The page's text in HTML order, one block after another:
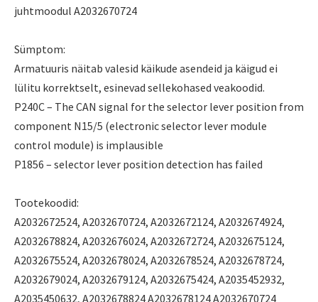
juhtmoodul A2032670724
Sümptom:
Armatuuris näitab valesid käikude asendeid ja käigud ei
lülitu korrektselt, esinevad sellekohased veakoodid.
P240C – The CAN signal for the selector lever position from
component N15/5 (electronic selector lever module
control module) is implausible
P1856 – selector lever position detection has failed
Tootekoodid:
A2032672524, A2032670724, A2032672124, A2032674924,
A2032678824, A2032676024, A2032672724, A2032675124,
A2032675524, A2032678024, A2032678524, A2032678724,
A2032679024, A2032679124, A2032675424, A2035452932,
A2035450632, A2032678824 A2032678124 A2032670724